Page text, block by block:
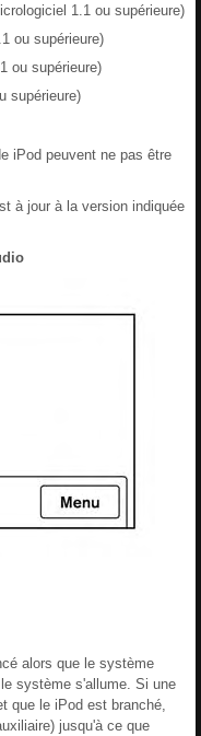
1.1 ou supérieure)
ou supérieure)
ou supérieure)
supérieure)
iPod peuvent ne pas être
à jour à la version indiquée
alors que le système
système s'allume. Si une
que le iPod est branché,
jusqu'à ce que